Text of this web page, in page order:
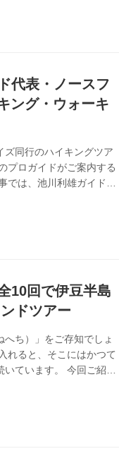
ではないでしょうか。 燕
代表する雄大なパノラ
代表・ノースフ
ング・ウォーキ
ズ同行のハイキングツア
プロガイドがご案内する
は、池川利雄ガイドが
紹介します。 ガイドと
つ安全に リフレッシュ・
ティですが、自然の中
10回で伊豆半島
ドツアー
ち）」をご存知でしょ
れると、そこにはかつて
ています。 今回ご紹介
ドシリーズツアーです。
史の道を私たちと一緒
ーリズム クラブツーリ